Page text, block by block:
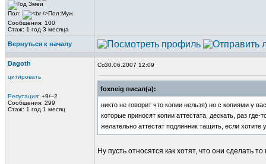
Пол:
Сообщения: 100
Стаж: 1 год 3 месяца
Вернуться к началу
Dagoth
цитировать
Репутация: +9/–2
Сообщения: 299
Стаж: 1 год 1 месяц
30.06.2007 12:09
foxneig писал(а):
никто не говорит что копии нельзя) но с копиями у
которые приносят копии аттестата, дескать, раз где-
желательно аттестат подлинник тащить, если
Ну пусть относятся как хотят, что они сделать